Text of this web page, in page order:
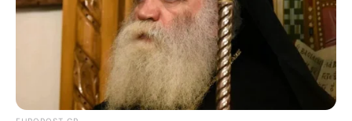
«Λέω και κάνω πράγματα για τα οποία μετανιώνω